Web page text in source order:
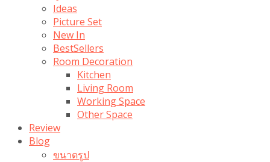
Ideas
Picture Set
New In
BestSellers
Room Decoration
Kitchen
Living Room
Working Space
Other Space
Review
Blog
ขนาดรูป